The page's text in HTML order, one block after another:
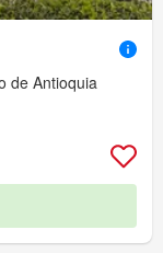
de Antioquia